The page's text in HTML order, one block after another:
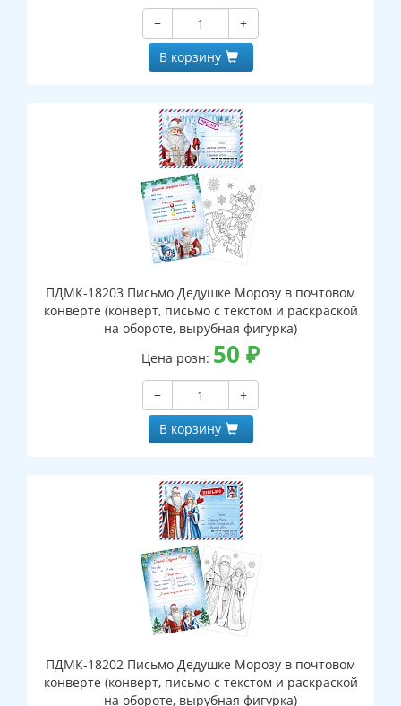
−
+
В корзину
ПДМК-18203 Письмо Дедушке Морозу в почтовом
конверте (конверт, письмо с текстом и раскраской
на обороте, вырубная фигурка)
Цена розн: 50 ₽
−
+
В корзину
ПДМК-18202 Письмо Дедушке Морозу в почтовом
конверте (конверт, письмо с текстом и раскраской
на обороте, вырубная фигурка)